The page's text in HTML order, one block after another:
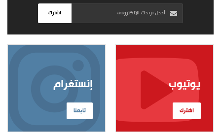
اشترك
إنستغرام
تابعنا
يوتيوب
اشترك